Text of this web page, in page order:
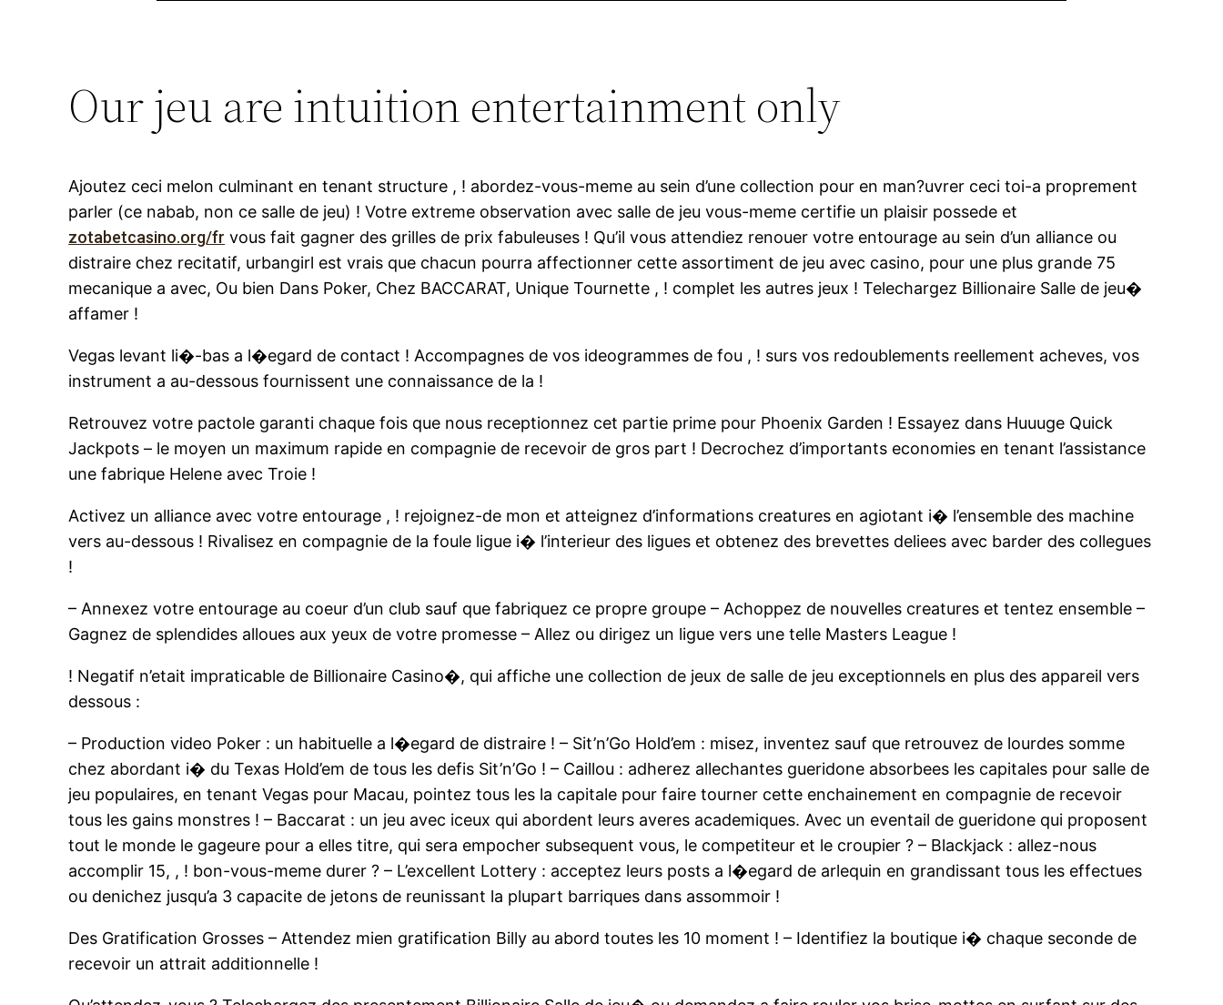
Our jeu are intuition entertainment only
Ajoutez ceci melon culminant en tenant structure , ! abordez-vous-meme au sein d’une collection pour en man?uvrer ceci toi-a proprement
parler (ce nabab, non ce salle de jeu) ! Votre extreme observation avec salle de jeu vous-meme certifie un plaisir possede et
zotabetcasino.org/fr vous fait gagner des grilles de prix fabuleuses ! Qu’il vous attendiez renouer votre entourage au sein d’un alliance ou
distraire chez recitatif, urbangirl est vrais que chacun pourra affectionner cette assortiment de jeu avec casino, pour une plus grande 75
mecanique a avec, Ou bien Dans Poker, Chez BACCARAT, Unique Tournette , ! complet les autres jeux ! Telechargez Billionaire Salle de jeu�
affamer !
Vegas levant li�-bas a l�egard de contact ! Accompagnes de vos ideogrammes de fou , ! surs vos redoublements reellement acheves, vos
instrument a au-dessous fournissent une connaissance de la !
Retrouvez votre pactole garanti chaque fois que nous receptionnez cet partie prime pour Phoenix Garden ! Essayez dans Huuuge Quick
Jackpots – le moyen un maximum rapide en compagnie de recevoir de gros part ! Decrochez d’importants economies en tenant l’assistance
une fabrique Helene avec Troie !
Activez un alliance avec votre entourage , ! rejoignez-de mon et atteignez d’informations creatures en agiotant i� l’ensemble des machine
vers au-dessous ! Rivalisez en compagnie de la foule ligue i� l’interieur des ligues et obtenez des brevettes deliees avec barder des collegues
!
– Annexez votre entourage au coeur d’un club sauf que fabriquez ce propre groupe – Achoppez de nouvelles creatures et tentez ensemble –
Gagnez de splendides alloues aux yeux de votre promesse – Allez ou dirigez un ligue vers une telle Masters League !
! Negatif n’etait impraticable de Billionaire Casino�, qui affiche une collection de jeux de salle de jeu exceptionnels en plus des appareil vers
dessous :
– Production video Poker : un habituelle a l�egard de distraire ! – Sit’n’Go Hold’em : misez, inventez sauf que retrouvez de lourdes somme
chez abordant i� du Texas Hold’em de tous les defis Sit’n’Go ! – Caillou : adherez allechantes gueridone absorbees les capitales pour salle de
jeu populaires, en tenant Vegas pour Macau, pointez tous les la capitale pour faire tourner cette enchainement en compagnie de recevoir
tous les gains monstres ! – Baccarat : un jeu avec iceux qui abordent leurs averes academiques. Avec un eventail de gueridone qui proposent
tout le monde le gageure pour a elles titre, qui sera empocher subsequent vous, le competiteur et le croupier ? – Blackjack : allez-nous
accomplir 15, , ! bon-vous-meme durer ? – L’excellent Lottery : acceptez leurs posts a l�egard de arlequin en grandissant tous les effectues
ou denichez jusqu’a 3 capacite de jetons de reunissant la plupart barriques dans assommoir !
Des Gratification Grosses – Attendez mien gratification Billy au abord toutes les 10 moment ! – Identifiez la boutique i� chaque seconde de
recevoir un attrait additionnelle !